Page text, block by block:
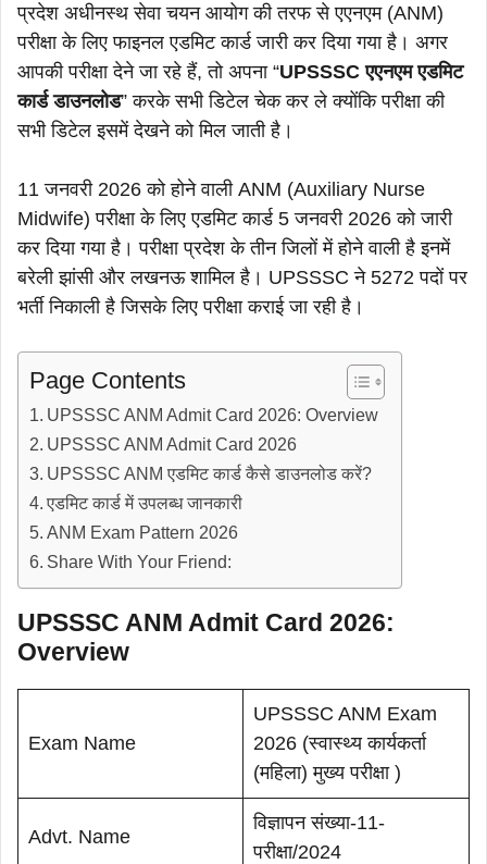
प्रदेश अधीनस्थ सेवा चयन आयोग की तरफ से एएनएम (ANM)
परीक्षा के लिए फाइनल एडमिट कार्ड जारी कर दिया गया है। अगर
आपकी परीक्षा देने जा रहे हैं, तो अपना “UPSSSC एएनएम एडमिट
कार्ड डाउनलोड” करके सभी डिटेल चेक कर ले क्योंकि परीक्षा की
सभी डिटेल इसमें देखने को मिल जाती है।
11 जनवरी 2026 को होने वाली ANM (Auxiliary Nurse
Midwife) परीक्षा के लिए एडमिट कार्ड 5 जनवरी 2026 को जारी
कर दिया गया है। परीक्षा प्रदेश के तीन जिलों में होने वाली है इनमें
बरेली झांसी और लखनऊ शामिल है। UPSSSC ने 5272 पदों पर
भर्ती निकाली है जिसके लिए परीक्षा कराई जा रही है।
Page Contents
UPSSSC ANM Admit Card 2026: Overview
UPSSSC ANM Admit Card 2026
UPSSSC ANM एडमिट कार्ड कैसे डाउनलोड करें?
एडमिट कार्ड में उपलब्ध जानकारी
ANM Exam Pattern 2026
Share With Your Friend:
UPSSSC ANM Admit Card 2026:
Overview
Exam Name
UPSSSC ANM Exam
2026 (स्वास्थ्य कार्यकर्ता
(महिला) मुख्य परीक्षा )
Advt. Name
विज्ञापन संख्या-11-
परीक्षा/2024